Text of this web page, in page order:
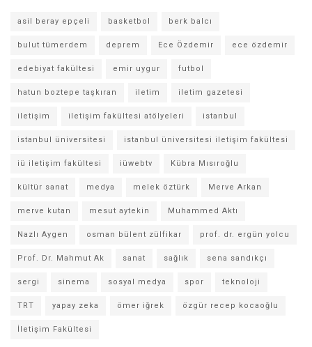
asil beray epçeli basketbol berk balcı
bulut tümerdem deprem Ece Özdemir ece özdemir
edebiyat fakültesi emir uygur futbol
hatun boztepe taşkıran iletim iletim gazetesi
iletişim iletişim fakültesi atölyeleri istanbul
istanbul üniversitesi istanbul üniversitesi iletişim fakültesi
iü iletişim fakültesi iüwebtv Kübra Mısıroğlu
kültür sanat medya melek öztürk Merve Arkan
merve kutan mesut aytekin Muhammed Aktı
Nazlı Aygen osman bülent zülfikar prof. dr. ergün yolcu
Prof. Dr. Mahmut Ak sanat sağlık sena sandıkçı
sergi sinema sosyal medya spor teknoloji
TRT yapay zeka ömer iğrek özgür recep kocaoğlu
İletişim Fakültesi